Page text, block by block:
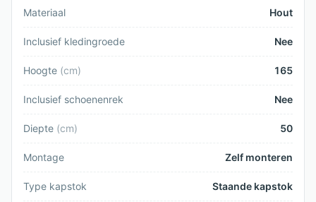
Materiaal Hout
Inclusief kledingroede Nee
Hoogte (cm) 165
Inclusief schoenenrek Nee
Diepte (cm) 50
Montage Zelf monteren
Type kapstok Staande kapstok